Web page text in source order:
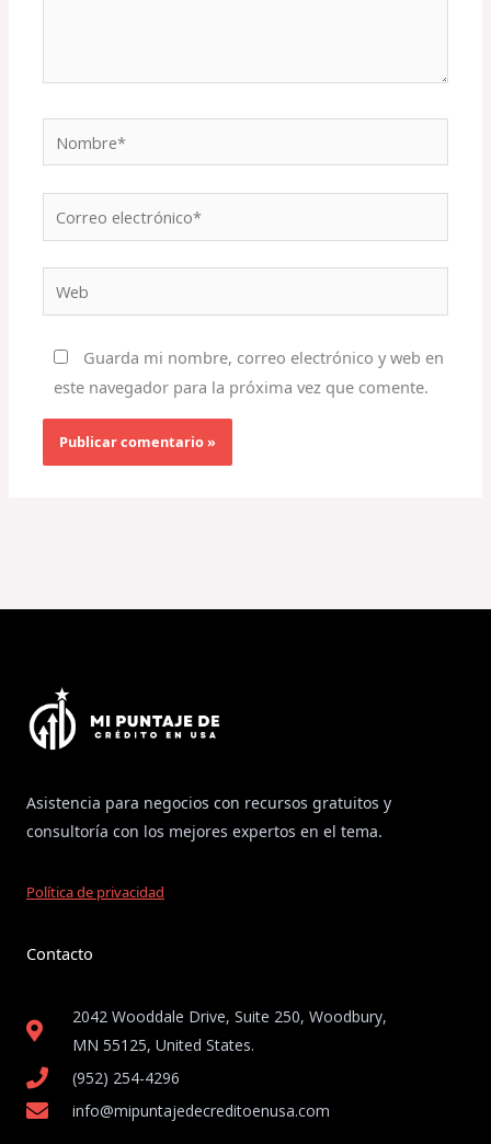
electrónico*
Guarda mi nombre, correo electrónico y web en
este navegador para la próxima vez que comente.
Asistencia para negocios con recursos gratuitos y
consultoría con los mejores expertos en el tema.
Política de privacidad
Contacto
2042 Wooddale Drive, Suite 250, Woodbury,
MN 55125, United States​.
(952) 254-4296
info@mipuntajedecreditoenusa.com